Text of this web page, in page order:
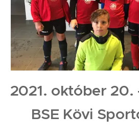
2021. október 20.
BSE Kövi